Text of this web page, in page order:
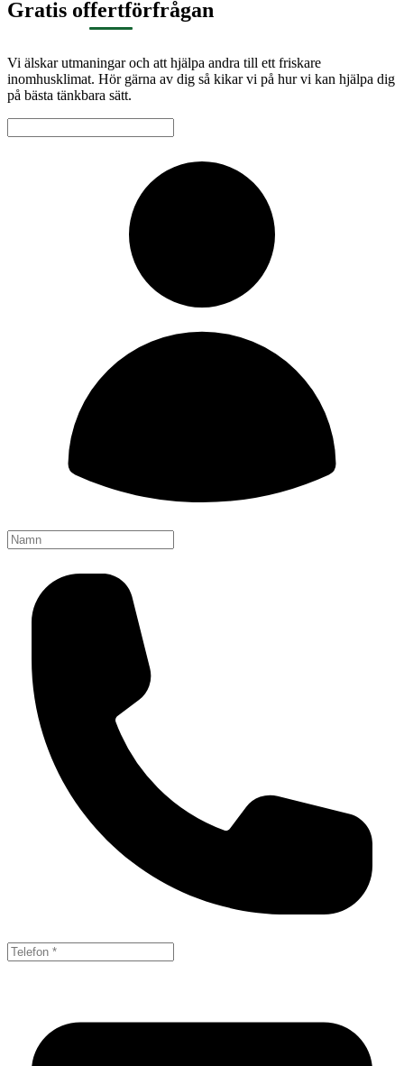
Gratis offertförfrågan
Vi älskar utmaningar och att hjälpa andra till ett friskare
inomhusklimat. Hör gärna av dig så kikar vi på hur vi kan hjälpa dig
på bästa tänkbara sätt.